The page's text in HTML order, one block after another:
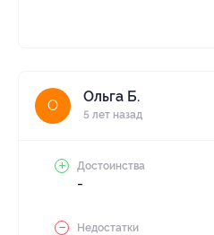
О
Ольга Б.
5 лет назад
Достоинства
-
Недостатки